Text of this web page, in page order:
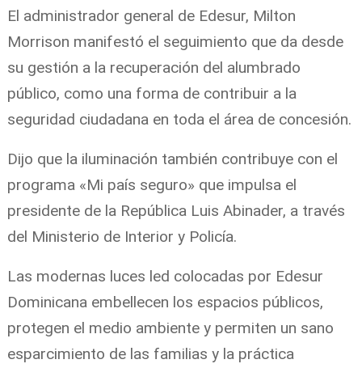
El administrador general de Edesur, Milton
Morrison manifestó el seguimiento que da desde
su gestión a la recuperación del alumbrado
público, como una forma de contribuir a la
seguridad ciudadana en toda el área de concesión.
Dijo que la iluminación también contribuye con el
programa «Mi país seguro» que impulsa el
presidente de la República Luis Abinader, a través
del Ministerio de Interior y Policía.
Las modernas luces led colocadas por Edesur
Dominicana embellecen los espacios públicos,
protegen el medio ambiente y permiten un sano
esparcimiento de las familias y la práctica